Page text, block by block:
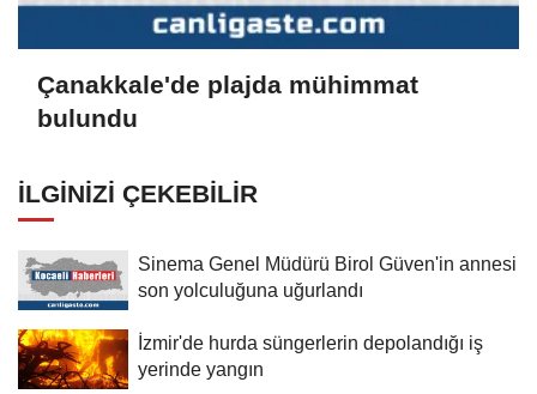
Çanakkale'de plajda mühimmat
bulundu
İLGINIZI ÇEKEBILIR
Sinema Genel Müdürü Birol Güven'in annesi
son yolculuğuna uğurlandı
İzmir'de hurda süngerlerin depolandığı iş
yerinde yangın